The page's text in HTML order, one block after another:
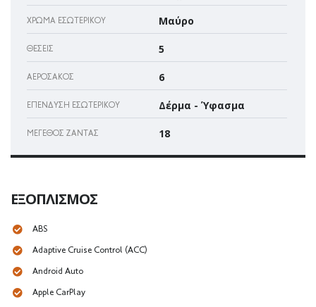
ΧΡΏΜΑ ΕΣΩΤΕΡΙΚΟΎ Μαύρο
ΘΈΣΕΙΣ 5
ΑΕΡΌΣΑΚΌΣ 6
ΕΠΈΝΔΥΣΗ ΕΣΩΤΕΡΙΚΟΎ Δέρμα - Ύφασμα
ΜΈΓΕΘΟΣ ΖΆΝΤΑΣ 18
ΕΞΟΠΛΙΣΜΌΣ
ABS
Adaptive Cruise Control (ACC)
Android Auto
Apple CarPlay